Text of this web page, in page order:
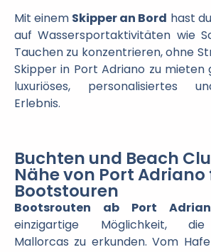
Mit einem Skipper an Bord hast
auf Wassersportaktivitäten wie
Tauchen zu konzentrieren, ohne
Skipper in Port Adriano zu
luxuriöses, personalisiertes
Erlebnis.
Buchten und Beach
Nähe von Port Adriano
Bootstouren
Bootsrouten ab Port
einzigartige Möglichkeit, die
Mallorcas zu erkunden. Vom